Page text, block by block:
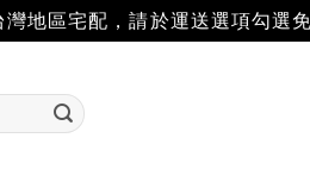
地區宅配，請於運送選項勾選